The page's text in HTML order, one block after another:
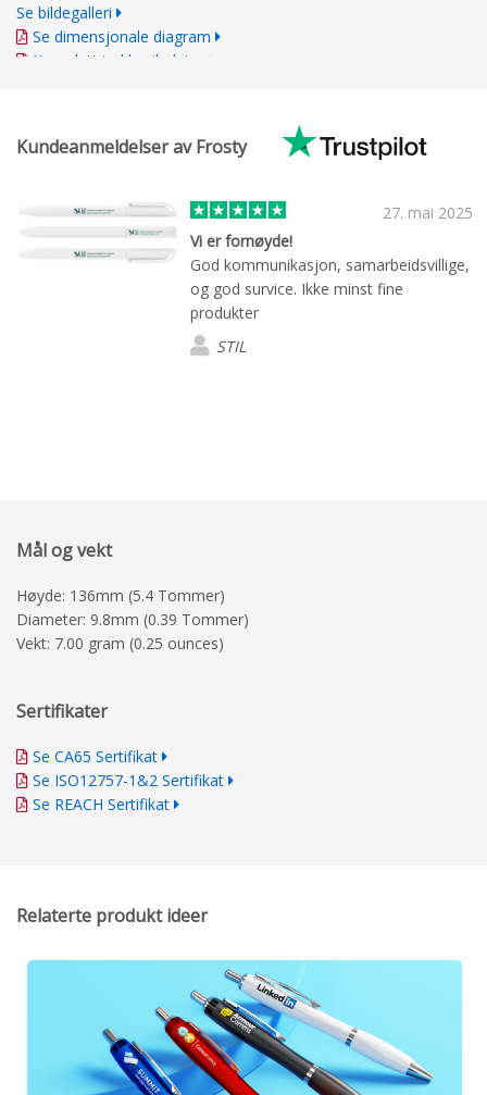
Se bildegalleri
Se dimensjonale diagram
Komplett trykkveiledning
Kundeanmeldelser av Frosty
27. mai 2025
Vi er fornøyde!
God kommunikasjon, samarbeidsvillige,
og god survice. Ikke minst fine
produkter
STIL
Mål og vekt
Høyde: 136mm (5.4 Tommer)
Diameter: 9.8mm (0.39 Tommer)
Vekt: 7.00 gram (0.25 ounces)
Sertifikater
Se CA65 Sertifikat
Se ISO12757-1&2 Sertifikat
Se REACH Sertifikat
Relaterte produkt ideer